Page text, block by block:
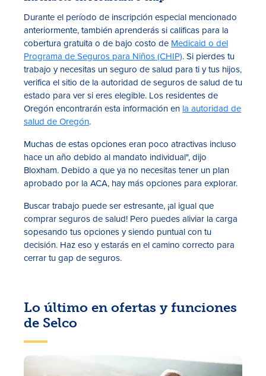
Durante el período de inscripción especial mencionado
anteriormente, también aprenderás si calificas para la
cobertura gratuita o de bajo costo de Medicaid o del
Programa de Seguros para Niños (CHIP). Si pierdes tu
trabajo y necesitas un seguro de salud para ti y tus hijos,
verifica el sitio de la autoridad de seguros de salud de tu
estado para ver si eres elegible. Los residentes de
Oregón encontrarán esta información en la autoridad de
salud de Oregón.
Muchas de estas opciones eran poco atractivas incluso
hace un año debido al mandato individual", dijo
Bloxham. Debido a que ya no necesitas tener un plan
aprobado por la ACA, hay más opciones para explorar.
Buscar trabajo puede ser estresante, ¡al igual que
comprar seguros de salud! Pero puedes aliviar la carga
sopesando tus opciones y siendo puntual con tu
decisión. Haz eso y estarás en el camino correcto para
cerrar tu gap de seguros.
Lo último en ofertas y funciones
de Selco